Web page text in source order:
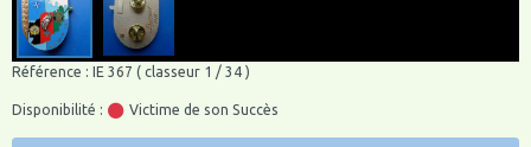
Référence : IE 367 ( classeur 1 / 34 )
Disponibilité : Victime de son Succès